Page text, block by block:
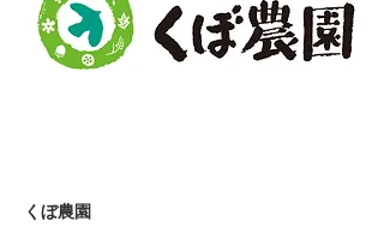
くぼ農園